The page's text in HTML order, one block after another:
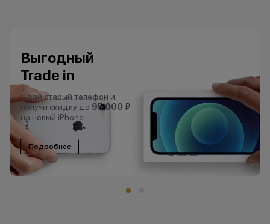
Выгодный
Trade in
Сдай старый телефон и
получи скидку до 95 000 ₽
на новый iPhone
Подробнее